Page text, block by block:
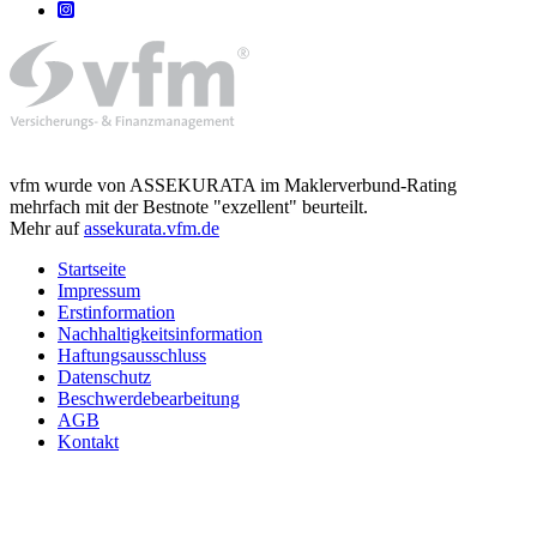
vfm wurde von ASSEKURATA im Maklerverbund-Rating
mehrfach mit der Bestnote "exzellent" beurteilt.
Mehr aufassekurata.vfm.de
Startseite
Impressum
Erstinformation
Nachhaltigkeitsinformation
Haftungsausschluss
Datenschutz
Beschwerdebearbeitung
AGB
Kontakt